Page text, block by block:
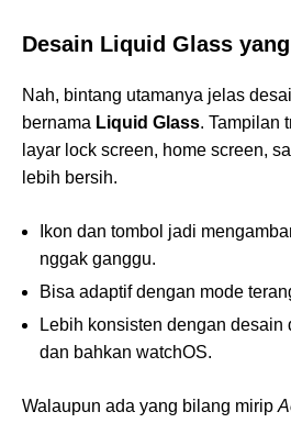
Desain Liquid Glass
Nah, bintang utamanya jelas
bernama Liquid Glass. Tampilan
layar lock screen, home screen,
lebih bersih.
Ikon dan tombol jadi
nggak ganggu.
Bisa adaptif dengan mode
Lebih konsisten dengan desain
dan bahkan watchOS.
Walaupun ada yang bilang mirip